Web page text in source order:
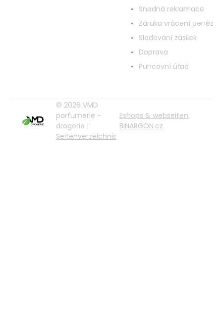
Snadná reklamace
Záruka vrácení peněz
Sledování zásilek
Doprava
Puncovní úřad
© 2026 VMD
parfumerie -
drogerie |
Seitenverzeichnis
Eshops & webseiten
BINARGON.cz